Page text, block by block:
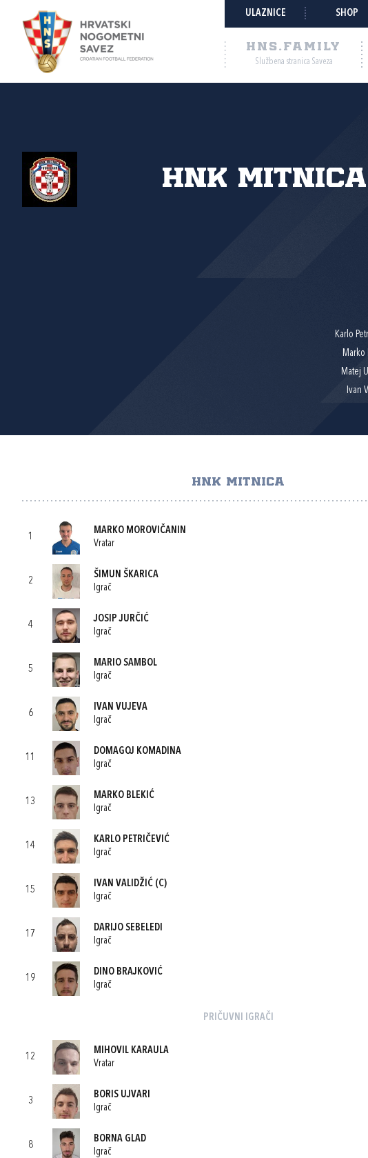
ULAZNICE SHOP
HNS.FAMILY
Službena stranica Saveza
HNK Mitnica
Karlo
Marko
Matej
Ivan
HNK MITNICA
1
MARKO MOROVIČANIN
Vratar
2
ŠIMUN ŠKARICA
Igrač
4
JOSIP JURČIĆ
Igrač
5
MARIO SAMBOL
Igrač
6
IVAN VUJEVA
Igrač
11
DOMAGOJ KOMADINA
Igrač
13
MARKO BLEKIĆ
Igrač
14
KARLO PETRIČEVIĆ
Igrač
15
IVAN VALIDŽIĆ (C)
Igrač
17
DARIJO SEBELEDI
Igrač
19
DINO BRAJKOVIĆ
Igrač
PRIČUVNI IGRAČI
12
MIHOVIL KARAULA
Vratar
3
BORIS UJVARI
Igrač
8
BORNA GLAD
Igrač